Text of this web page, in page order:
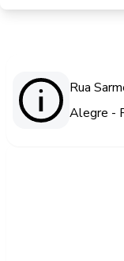
Rua
Alegre -